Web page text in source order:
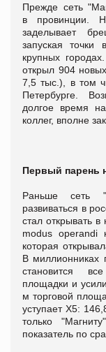
Прежде сеть
в провинции.
заделывает
запуская точки
крупных
открыл 904
7,5 тыс.), в том
Петербурге.
долгое время
коллег, вполне
Первый парень
Раньше сеть
развиваться в
стал открывать
modus operandi
которая
В миллионниках
становится
площадки и
м торговой
уступает Х5:
только
показатель по